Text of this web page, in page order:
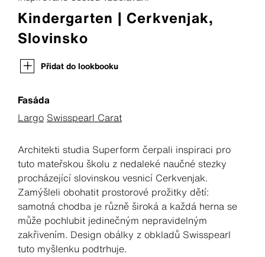
Kindergarten | Cerkvenjak,
Slovinsko
Přidat do lookbooku
Fasáda
Largo Swisspearl Carat
Architekti studia Superform čerpali inspiraci pro
tuto mateřskou školu z nedaleké naučné stezky
procházející slovinskou vesnicí Cerkvenjak.
Zamýšleli obohatit prostorové prožitky dětí:
samotná chodba je různě široká a každá herna se
může pochlubit jedinečným nepravidelným
zakřivením. Design obálky z obkladů Swisspearl
tuto myšlenku podtrhuje.